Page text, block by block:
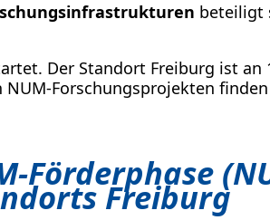
beteiligt
Der Standort Freiburg ist
Forschungsprojekten finden
Förderphase
Freiburg